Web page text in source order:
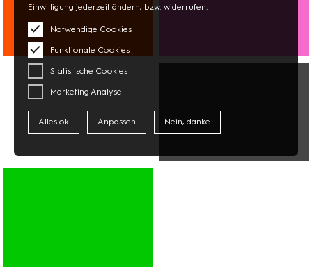
Einwilligung jederzeit ändern, bzw. widerrufen.
Notwendige Cookies
Funktionale Cookies
Statistische Cookies
Marketing Analyse
Alles ok Anpassen Nein, danke
WOHNEN
BÜCHER
PAPETERIE
BEAUTY